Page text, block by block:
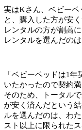
実はKさん、ベビーベ
と、購入した方が安
レンタルの方が割高
レンタルを選んだの
「ベビーベッドは1
いたかったので契約
そのため、トータル
が安く済んだという
ルを選んだのは、わ
スト以上に限られた